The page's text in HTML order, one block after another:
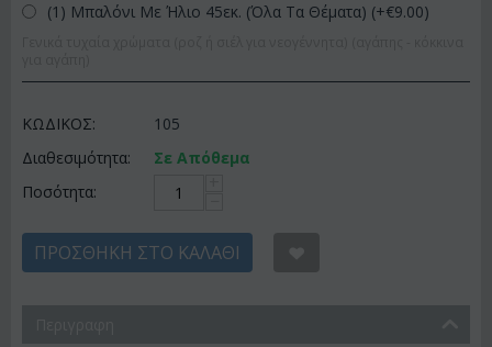
(1) Μπαλόνι Με Ήλιο 45εκ. (Όλα Τα Θέματα) (+€9.00)
ΚΩΔΙΚΟΣ:
105
Διαθεσιμότητα:
Σε Απόθεμα
Ποσότητα:
ΠΡΟΣΘΉΚΗ ΣΤΟ ΚΑΛΆΘΙ